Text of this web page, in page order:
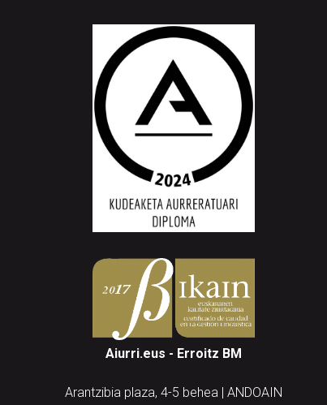
Aiurri.eus - Erroitz BM
Arantzibia plaza, 4-5 behea | ANDOAIN